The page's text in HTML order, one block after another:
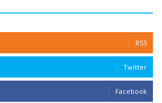
RSS
Twitter
Facebook